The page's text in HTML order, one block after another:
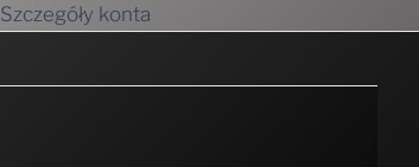
Szczegóły konta